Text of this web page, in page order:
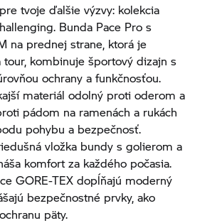
tvoje ďalšie výzvy: kolekcia
Bunda Pace Pro s
na prednej strane, ktorá je
tour, kombinuje športový dizajn s
ochrany a funkčnosťou.
materiál odolný proti oderom a
pádom na ramenách a rukách
pohybu a bezpečnosť.
vložka bundy s golierom a
komfort za každého počasia.
GORE-TEX dopĺňajú moderný
bezpečnostné prvky, ako
päty.